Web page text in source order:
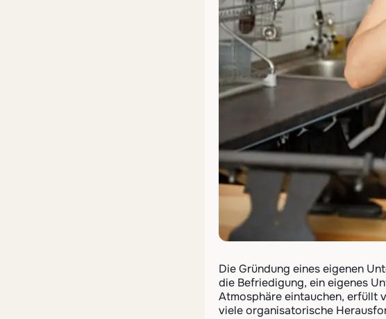
Die Gründung eines eigenen
die Befriedigung, ein eigenes
Atmosphäre eintauchen, erfüllt
viele organisatorische